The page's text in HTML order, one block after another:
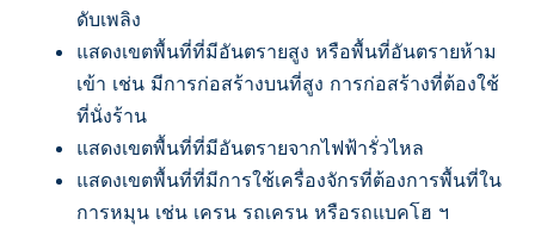
ดับเพลิง
แสดงเขตพื้นที่ที่มีอันตรายสูง หรือพื้นที่อันตรายห้าม
เข้า เช่น มีการก่อสร้างบนที่สูง การก่อสร้างที่ต้องใช้
ที่นั่งร้าน
แสดงเขตพื้นที่ที่มีอันตรายจากไฟฟ้ารั่วไหล
แสดงเขตพื้นที่ที่มีการใช้เครื่องจักรที่ต้องการพื้นที่ใน
การหมุน เช่น เครน รถเครน หรือรถแบคโฮ ฯ